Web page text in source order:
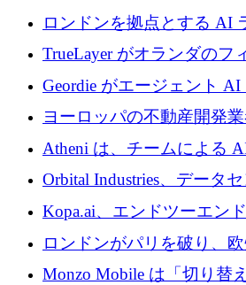
調達
イナで最も急速に成長する
ように拡大したか
ロンドンを拠点とする AI
5,000 万ドルの資金調達で
TrueLayer がオランダのフ
収、チェックアウト時に
Geordie がエージェント
ガバナンスをもたらすため
ヨーロッパの不動産開発
目を向けているため、
1億ユーロを突破
Atheni は、チームによる
用を支援するために 35 万
Orbital Industries、データ
トラクチャ システムの拡
確保
Kopa.ai、エンドツーエン
用の AI エージェントを構
万ユーロを調達
ロンドンがパリを破り、
の座を奪還
Monzo Mobile は「切り替